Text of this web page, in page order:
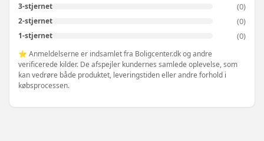
3-stjernet (0)
2-stjernet (0)
1-stjernet (0)
⭐ Anmeldelserne er indsamlet fra Boligcenter.dk og andre
verificerede kilder. De afspejler kundernes samlede oplevelse, som
kan vedrøre både produktet, leveringstiden eller andre forhold i
købsprocessen.